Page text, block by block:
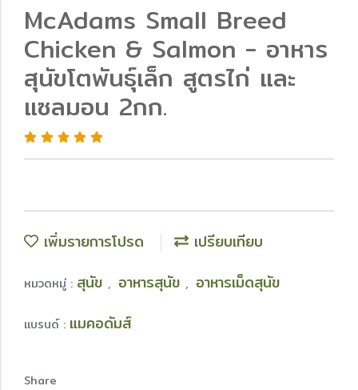
McAdams Small Breed
Chicken & Salmon - อาหาร
สุนัขโตพันธุ์เล็ก สูตรไก่ และ
แซลมอน 2กก.
เพิ่มรายการโปรด เปรียบเทียบ
หมวดหมู่ : สุนัข , อาหารสุนัข , อาหารเม็ดสุนัข
แบรนด์ : แมคอดัมส์
Share